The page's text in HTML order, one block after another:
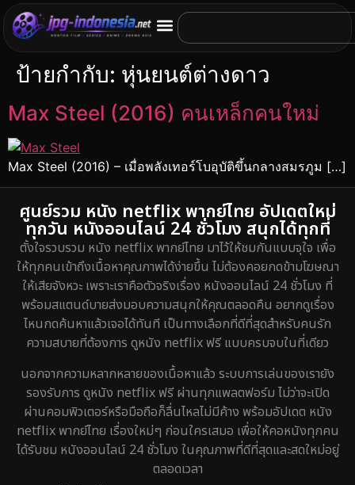
ป้ายกำกับ: หุ่นยนต์ต่างดาว
Max Steel (2016) คนเหล็กคนใหม่
Max Steel (2016) – เมื่อพลังเทอร์โบอุบัติขึ้นกลางสมรภูม […]
ศูนย์รวม หนัง netflix พากย์ไทย อัปเดตใหม่
ทุกวัน หนังออนไลน์ 24 ชั่วโมง สนุกได้ทุกที่
ตั้งใจรวบรวม หนัง netflix พากย์ไทย มาไว้ให้ชมกันแบบจุใจ เพื่อ
ให้ทุกคนเข้าถึงเนื้อหาคุณภาพได้ง่ายขึ้น ไม่ต้องคอยกดข้ามโฆษณา
ให้เสียจังหวะ เพราะเราคือตัวจริงเรื่อง หนังออนไลน์ 24 ชั่วโมง ที่
พร้อมสแตนด์บายส่งมอบความสนุกให้คุณตลอดคืน อยากดูเรื่อง
ไหนกดค้นหาแล้วเจอได้ทันที เป็นทางเลือกที่ดีที่สุดสำหรับคนรัก
ความสบายที่ต้องการ ดูหนัง netflix ฟรี แบบครบจบในที่เดียว
นอกจากความหลากหลายของเนื้อหาแล้ว ระบบการเล่นของเรายัง
รองรับการ ดูหนัง netflix ฟรี ผ่านทุกแพลตฟอร์ม ไม่ว่าจะเปิด
ผ่านคอมพิวเตอร์หรือมือถือก็ลื่นไหลไม่มีค้าง พร้อมอัปเดต หนัง
netflix พากย์ไทย เรื่องใหม่ๆ ก่อนใครเสมอ เพื่อให้คอหนังทุกคน
ได้รับชม หนังออนไลน์ 24 ชั่วโมง ในคุณภาพที่ดีที่สุดและสดใหม่อยู่
ตลอดเวลา